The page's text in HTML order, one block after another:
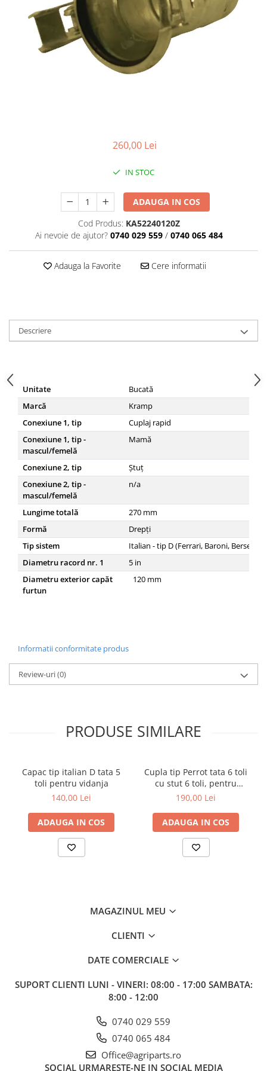
260,00 Lei
IN STOC
ADAUGA IN COS
Cod Produs: KA52240120Z
Ai nevoie de ajutor? 0740 029 559 / 0740 065 484
Adauga la Favorite Cere informatii
Descriere
Unitate
Bucată
Marcă
Kramp
Conexiune 1, tip
Cuplaj rapid
Conexiune 1, tip -
mascul/femelă
Mamă
Conexiune 2, tip
Ștuț
Conexiune 2, tip -
mascul/femelă
n/a
Lungime totală 270 mm
Formă
Drepți
Tip sistem
Italian - tip D (Ferrari, Baroni, Berselli)
Diametru racord nr. 1
5 in
Diametru exterior capăt
furtun
120 mm
Informatii conformitate produs
Review-uri(0)
PRODUSE SIMILARE
Capac tip italian D tata 5
toli pentru vidanja
140,00 Lei
ADAUGA IN COS
Cupla tip Perrot tata 6 toli
cu stut 6 toli, pentru
vidanja
190,00 Lei
ADAUGA IN COS
MAGAZINUL MEU
CLIENTI
DATE COMERCIALE
SUPORT CLIENTI LUNI - VINERI: 08:00 - 17:00 SAMBATA:
8:00 - 12:00
0740 029 559
0740 065 484
Office@agriparts.ro
SOCIAL URMARESTE-NE IN SOCIAL MEDIA